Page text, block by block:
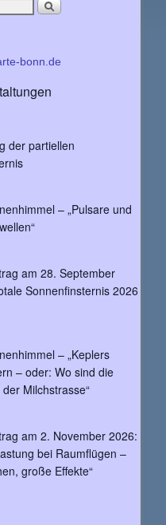
bonn.de
der partiellen
– „Pulsare und
am 28. September
Sonnenfinsternis 2026
– „Keplers
– oder: Wo sind die
Milchstrasse“
am 2. November 2026:
bei Raumflügen –
große Effekte“